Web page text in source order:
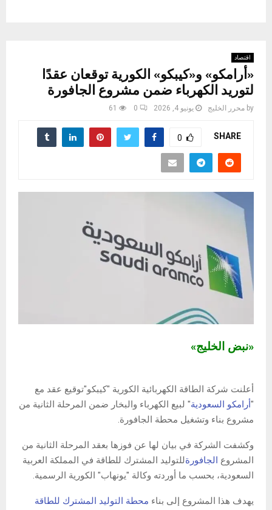
اقتصاد
«أرامكو» و«كيبكو» الكورية توقعان عقدًا
لتوريد الكهرباء ضمن مشروع الجافورة
by محرر الخليج يونيو 4, 2026 0
61
SHARE
0
«نبض الخليج»
أعلنت شركة الطاقة الكهربائية الكورية "كيبكو"توقيع عقد مع
"أرامكو السعودية" لبيع الكهرباء والبخار ضمن المرحلة الثانية من
مشروع بناء وتشغيل محطة الجافورة.
وكشفت الشركة في بيان لها عن فوزها بعقد المرحلة الثانية من
المشروع الجافورةللتوليد المشترك للطاقة في المملكة العربية
السعودية، بحسب ما أوردته وكالة "يونهاب" الكورية الرسمية.
يهدف هذا المشروع إلى بناء محطة التوليد المشترك للطاقة